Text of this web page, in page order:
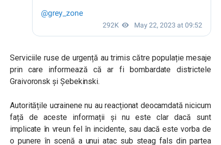
Serviciile ruse de urgență au trimis către populație mesaje
prin care informează că ar fi bombardate districtele
Graivoronsk și Șebekinski.
Autoritățile ucrainene nu au reacționat deocamdată nicicum
față de aceste informații și nu este clar dacă sunt
implicate în vreun fel în incidente, sau dacă este vorba de
o punere în scenă a unui atac sub steag fals din partea